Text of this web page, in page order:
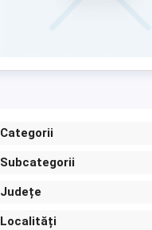
Categorii
Subcategorii
Județe
Localități